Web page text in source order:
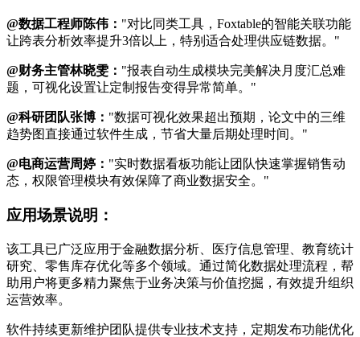
@数据工程师陈伟： "对比同类工具，Foxtable的智能关联功能
让跨表分析效率提升3倍以上，特别适合处理供应链数据。"
@财务主管林晓雯： "报表自动生成模块完美解决月度汇总难
题，可视化设置让定制报告变得异常简单。"
@科研团队张博： "数据可视化效果超出预期，论文中的三维
趋势图直接通过软件生成，节省大量后期处理时间。"
@电商运营周婷： "实时数据看板功能让团队快速掌握销售动
态，权限管理模块有效保障了商业数据安全。"
应用场景说明：
该工具已广泛应用于金融数据分析、医疗信息管理、教育统计
研究、零售库存优化等多个领域。通过简化数据处理流程，帮
助用户将更多精力聚焦于业务决策与价值挖掘，有效提升组织
运营效率。
软件持续更新维护团队提供专业技术支持，定期发布功能优化